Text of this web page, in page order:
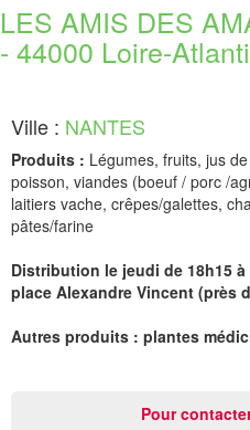
LES AMIS DES
- 44000 Loire-
Ville : NANTES
Produits : Légumes, fruits, jus
poisson, viandes (boeuf / porc /
laitiers vache, crêpes/galettes,
pâtes/farine
Distribution le jeudi de 18h15
place Alexandre Vincent (près
Autres produits : plantes
Pour